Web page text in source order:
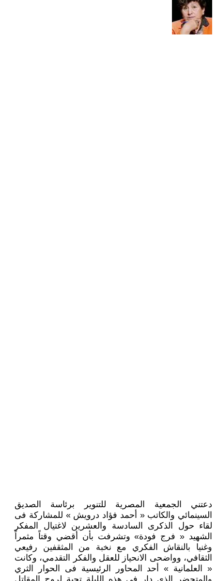
دعتني الجمعية المصرية للتنوير برئاسة الصديق
السينمائي والكاتب « أحمد فؤاد درويش » للمشاركة فى
لقاء حول الذكرى السادسة والعشرين لاغتيال المفكر
الشهيد « فرج فودة» وتشرفت بأن أقضي وقتاً مثمراً
وغنيا بالنقاش الفكري مع نخبة من المثقفين رفيعي
الثقافي، وواضحى الانحياز للعقل والفكر التقدمي، وكانت
« العلمانية » أحد المحاور الرئيسية فى الحوار الثري